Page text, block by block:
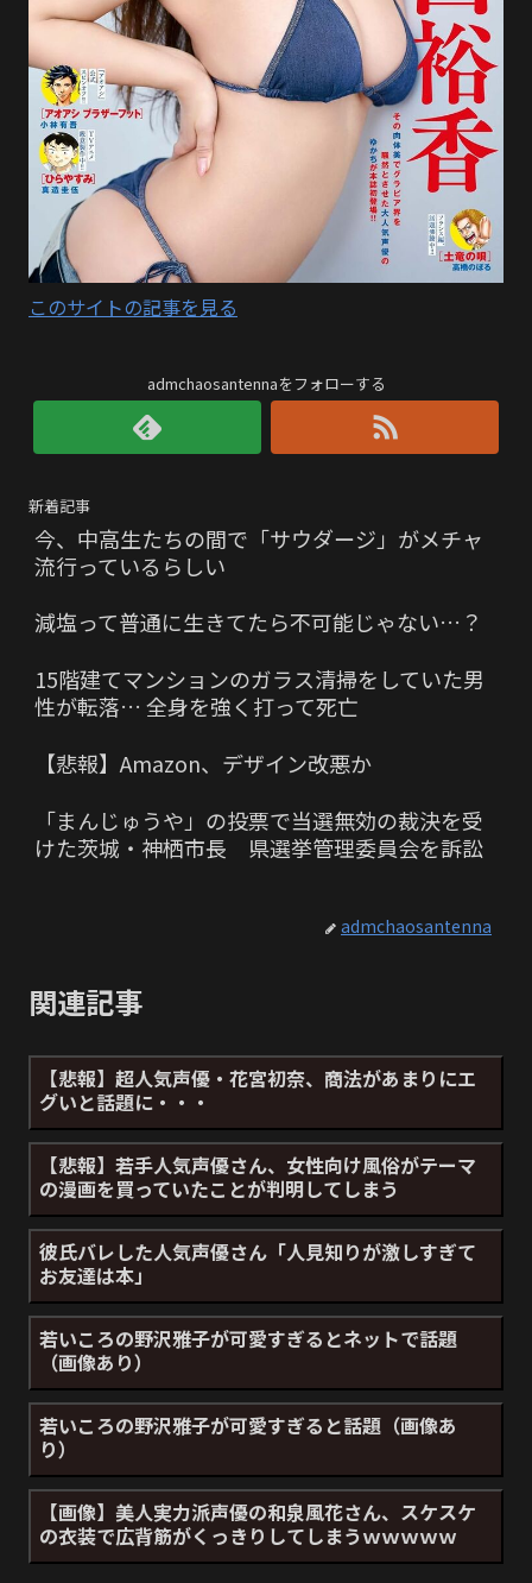
このサイトの記事を見る
admchaosantennaをフォローする
新着記事
今、中高生たちの間で「サウダージ」がメチャ
流行っているらしい
減塩って普通に生きてたら不可能じゃない…？
15階建てマンションのガラス清掃をしていた男
性が転落… 全身を強く打って死亡
【悲報】Amazon、デザイン改悪か
「まんじゅうや」の投票で当選無効の裁決を受
けた茨城・神栖市長 県選挙管理委員会を訴訟
admchaosantenna
関連記事
【悲報】超人気声優・花宮初奈、商法があまりにエ
グいと話題に・・・
【悲報】若手人気声優さん、女性向け風俗がテーマ
の漫画を買っていたことが判明してしまう
彼氏バレした人気声優さん「人見知りが激しすぎて
お友達は本」
若いころの野沢雅子が可愛すぎるとネットで話題
（画像あり）
若いころの野沢雅子が可愛すぎると話題（画像あ
り）
【画像】美人実力派声優の和泉風花さん、スケスケ
の衣装で広背筋がくっきりしてしまうｗｗｗｗｗ